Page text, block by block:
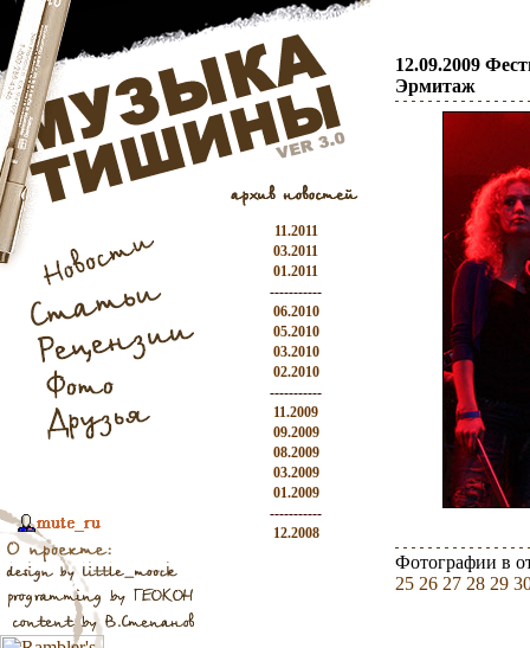
11.2011
03.2011
01.2011
-----------
06.2010
05.2010
03.2010
02.2010
-----------
11.2009
09.2009
08.2009
03.2009
01.2009
-----------
12.2008
12.09.2009
Эрмитаж
Фотографии в
25 26 27 28 29